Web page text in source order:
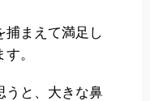
捕まえて満足し
。
うと、大きな鼻